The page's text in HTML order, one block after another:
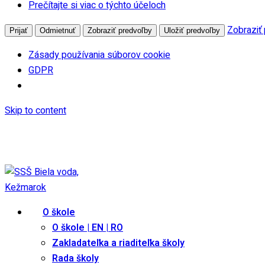
Prečítajte si viac o týchto účeloch
Prijať Odmietnuť Zobraziť predvoľby Uložiť predvoľby
Zobraziť
Zásady používania súborov cookie
GDPR
Skip to content
O škole
O škole | EN | RO
Zakladateľka a riaditeľka školy
Rada školy